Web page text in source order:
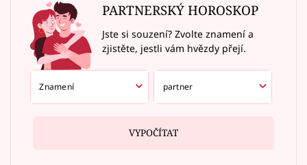
PARTNERSKÝ HOROSKOP
Jste si souzení? Zvolte znamení a
zjistěte, jestli vám hvězdy přejí.
VYPOČÍTAT